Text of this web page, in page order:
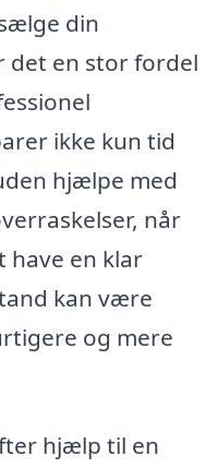
din
det en stor fordel
ikke kun tid
hjælpe med
når
have en klar
kan være
og mere
hjælp til en